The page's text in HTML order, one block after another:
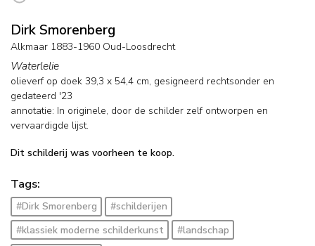
Dirk Smorenberg
Alkmaar 1883-1960 Oud-Loosdrecht
Waterlelie
olieverf op doek 39,3 x 54,4 cm, gesigneerd rechtsonder en
gedateerd '23
annotatie: In originele, door de schilder zelf ontworpen en
vervaardigde lijst.
Dit schilderij was voorheen te koop.
Tags:
#Dirk Smorenberg
#schilderijen
#klassiek moderne schilderkunst
#landschap